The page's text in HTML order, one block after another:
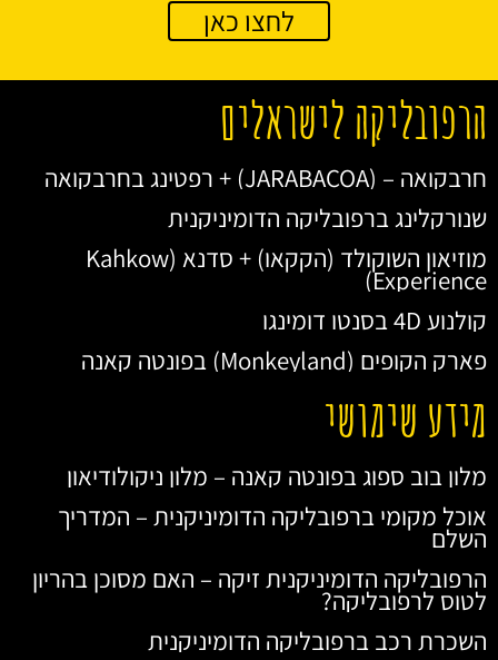
לחצו כאן
הרפובליקה לישראלים
חרבקואה – (JARABACOA) + רפטינג בחרבקואה
שנורקלינג ברפובליקה הדומיניקנית
מוזיאון השוקולד (הקקאו) + סדנא (Kahkow
Experience)
קולנוע 4D בסנטו דומינגו
פארק הקופים (Monkeyland) בפונטה קאנה
מידע שימושי
מלון בוב ספוג בפונטה קאנה – מלון ניקולודיאון
אוכל מקומי ברפובליקה הדומיניקנית – המדריך
השלם
הרפובליקה הדומיניקנית זיקה – האם מסוכן בהריון
לטוס לרפובליקה?
השכרת רכב ברפובליקה הדומיניקנית